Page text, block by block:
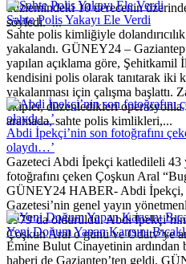
düzlemindeki 10 derecenin
söyledi. ...
Sahte Polis Yakayı Ele Verdi
Sahte polis kimliğiyle
yakalandı. GÜNEY24 –
yapılan açıklama göre,
kendisini polis olarak tanıtarak iki
yakalanması için çalışma başlattı.
ekipler, düzenledikleri
aramada, sahte polis kimlikleri,...
Abdi İpekçi’nin son fotoğrafını
olaydı…’
Gazeteci Abdi İpekçi katledileli 43
fotoğrafını çeken Çoşkun Aral
GÜNEY24 HABER- Abdi İpekçi,
Gazetesi’nin genel yayın
1979’da öldürüldü. Abdi
Çoşkun Aral o günü ve Odatv’ye
Yeni Doğum Yapan Karısını
Emine Bulut Cinayetinin ardından
haberi de Gaziantep’ten geldi.